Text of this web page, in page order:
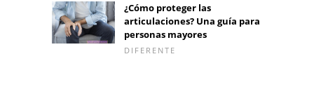
¿Cómo proteger las
articulaciones? Una guía para
personas mayores
DIFERENTE